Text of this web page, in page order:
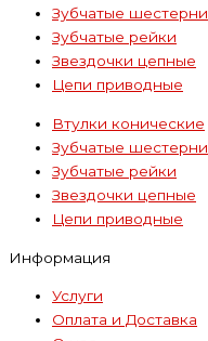
Зубчатые шестерни
Зубчатые рейки
Звездочки цепные
Цепи приводные
Втулки конические
Зубчатые шестерни
Зубчатые рейки
Звездочки цепные
Цепи приводные
Информация
Услуги
Оплата и Доставка